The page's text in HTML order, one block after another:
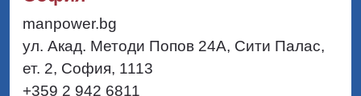
София
manpower.bg